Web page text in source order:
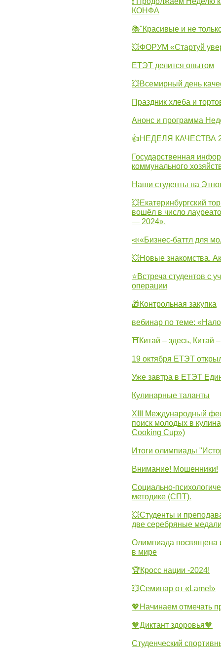
КОНФА
📚"Красивые и не
💥ФОРУМ «Стартуй
ЕТЭТ делится опытом
💥Всемирный день
Праздник хлеба и
Анонс и программа
👍НЕДЕЛЯ КАЧЕСТВА
Государственная
коммунального
Наши студенты на
💥Екатеринбургский
вошёл в число
— 2024».
📣«Бизнес-баттл для
💥Новые знакомства.
⭐Встреча студентов с
операции
🎁Контрольная закупка
вебинар по теме:
⛩Китай – здесь, Китай
19 октября ЕТЭТ
Уже завтра в ЕТЭТ
Кулинарные таланты
XIII Международный
поиск молодых в
Cooking Cup»)
Итоги олимпиады
Внимание! Мошенники!
Социально-
методике (СПТ).
💥Студенты и
две серебряные
Олимпиада посвящена
в мире
🏆Кросс нации -2024!
💥Семинар от «Lamel»
💖Начинаем отмечать
🧡Диктант здоровья🧡
Студенческий